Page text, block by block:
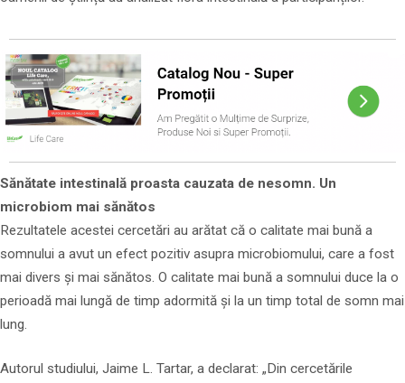
Sănătate intestinală proasta cauzata de nesomn. Un
microbiom mai sănătos
Rezultatele acestei cercetări au arătat că o calitate mai bună a
somnului a avut un efect pozitiv asupra microbiomului, care a fost
mai divers și mai sănătos. O calitate mai bună a somnului duce la o
perioadă mai lungă de timp adormită și la un timp total de somn mai
lung.
Autorul studiului, Jaime L. Tartar, a declarat: „Din cercetările